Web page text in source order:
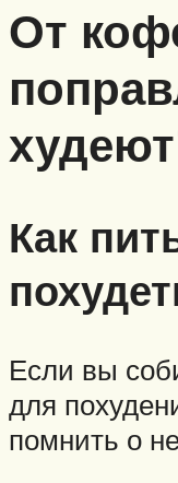
От
Как
Если вы
для
помнить о